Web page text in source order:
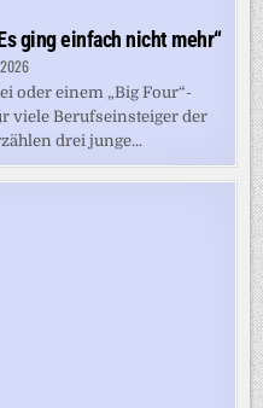
ging einfach nicht mehr“
oder einem „Big Four“-
viele Berufseinsteiger der
drei junge...